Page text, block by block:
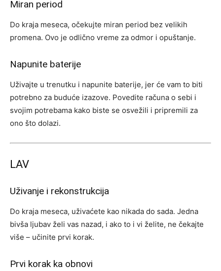
Miran period
Do kraja meseca, očekujte miran period bez velikih
promena. Ovo je odlično vreme za odmor i opuštanje.
Napunite baterije
Uživajte u trenutku i napunite baterije, jer će vam to biti
potrebno za buduće izazove. Povedite računa o sebi i
svojim potrebama kako biste se osvežili i pripremili za
ono što dolazi.
LAV
Uživanje i rekonstrukcija
Do kraja meseca, uživaćete kao nikada do sada. Jedna
bivša ljubav želi vas nazad, i ako to i vi želite, ne čekajte
više – učinite prvi korak.
Prvi korak ka obnovi